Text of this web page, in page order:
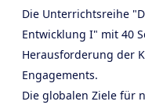
Die Unterrichtsreihe
Entwicklung I" mit 40
Herausforderung der
Engagements.
Die globalen Ziele für